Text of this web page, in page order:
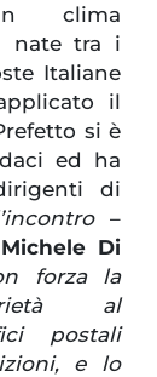
clima
nate tra i
Italiane
il
si è
ed ha
di
–
Michele Di
forza la
al
postali
e lo